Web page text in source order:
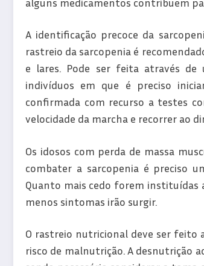
A identificação precoce da
rastreio da sarcopenia é
e lares. Pode ser feita através de
indivíduos em que é preciso
confirmada com recurso a testes
velocidade da marcha e recorrer ao
Os idosos com perda de massa
combater a sarcopenia é preciso
Quanto mais cedo forem instituídas
menos sintomas irão surgir.
O rastreio nutricional deve ser feito
risco de malnutrição. A desnutrição